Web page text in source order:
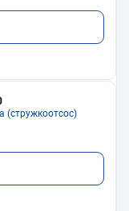
(стружкоотсос)